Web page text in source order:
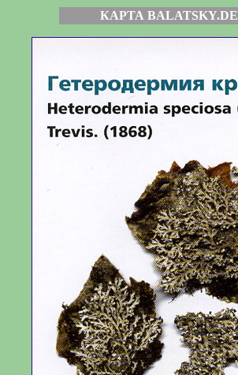
КАРТА BALATSKY.DE